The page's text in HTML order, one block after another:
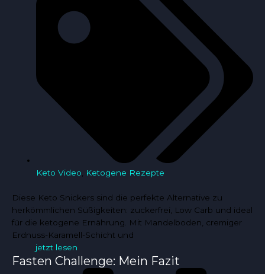
Keto Video Ketogene Rezepte
Diese Keto Snickers sind die perfekte Alternative zu
herkömmlichen Süßigkeiten: zuckerfrei, Low Carb und ideal
für die ketogene Ernährung. Mit Mandelboden, cremiger
Erdnuss-Karamell-Schicht und
jetzt lesen
Fasten Challenge: Mein Fazit